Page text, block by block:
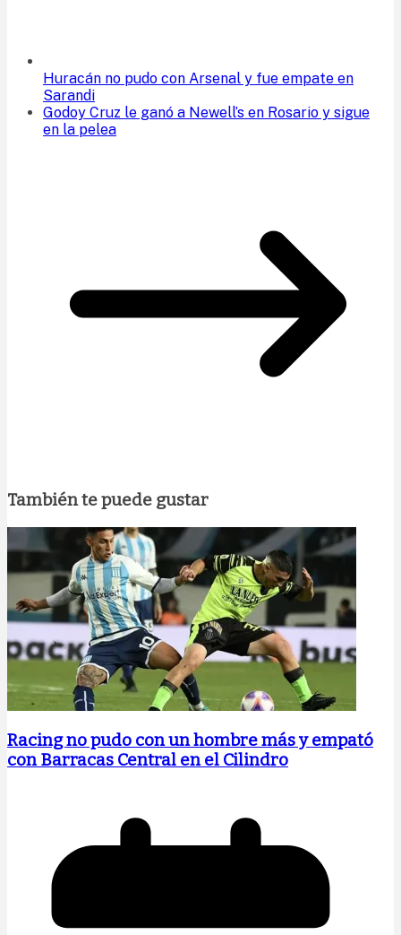
Huracán no pudo con Arsenal y fue empate en
Sarandi
Godoy Cruz le ganó a Newell’s en Rosario y sigue
en la pelea
También te puede gustar
Racing no pudo con un hombre más y empató
con Barracas Central en el Cilindro